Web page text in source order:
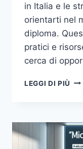
in Italia e le
orientarti nel
diploma.
pratici e
cerca di
LEGGI DI PIÙ
PIÙ